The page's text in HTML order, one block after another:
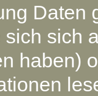
Daten
sich
haben)